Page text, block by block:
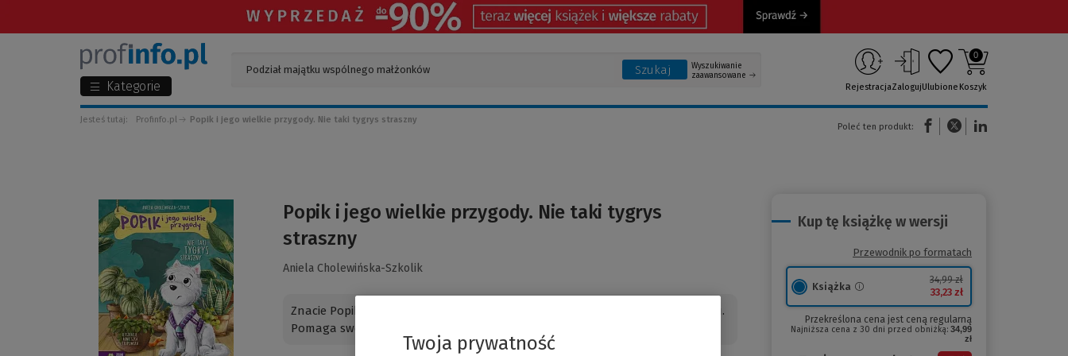
Kategorie
Szukaj
Wyszukiwanie
zaawansowane
RejestracjaZalogujUlubione
0
Koszyk
Jesteś tutaj: Profinfo.pl Popik i jego wielkie przygody. Nie taki tygrys straszny
Poleć ten produkt:
(Nowe okno)(Link do innej strony)
strony)
Popik i jego wielkie przygody. Nie taki tygrys
straszny
Aniela Cholewińska-Szkolik
Znacie Popika? To piękny, biały terierek o radosnych oczach i ruchliwym nosku.
Pomaga swojej opiekunce, weterynarz Misi opiekować się zwierzętami.
Kup tę książkę w wersji
Przewodnik po formatach
Książka
34,99 zł
33,23 zł
Przekreślona cena jest ceną regularną
Najniższa cena z 30 dni przed obniżką: 34,99
zł
Twoja prywatność